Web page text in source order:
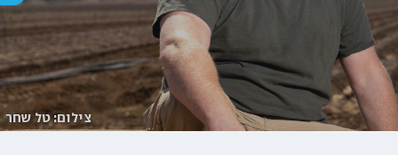
צילום: טל שחר